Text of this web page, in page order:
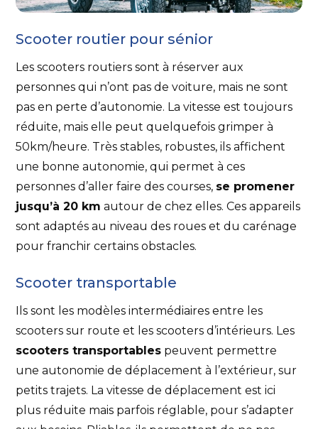
Scooter routier pour sénior
Les scooters routiers sont à réserver aux
personnes qui n’ont pas de voiture, mais ne sont
pas en perte d’autonomie. La vitesse est toujours
réduite, mais elle peut quelquefois grimper à
50km/heure. Très stables, robustes, ils affichent
une bonne autonomie, qui permet à ces
personnes d’aller faire des courses, se promener
jusqu’à 20 km autour de chez elles. Ces appareils
sont adaptés au niveau des roues et du carénage
pour franchir certains obstacles.
Scooter transportable
Ils sont les modèles intermédiaires entre les
scooters sur route et les scooters d’intérieurs. Les
scooters transportables peuvent permettre
une autonomie de déplacement à l’extérieur, sur
petits trajets. La vitesse de déplacement est ici
plus réduite mais parfois réglable, pour s’adapter